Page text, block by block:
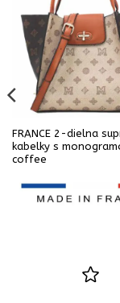
FRANCE 2-dielna
kabelky s
coffee